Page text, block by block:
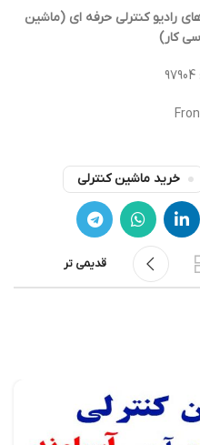
رادیو کنترلی حرفه ای (ماشین
کار)
خرید ماشین کنترلی
قدیمی تر